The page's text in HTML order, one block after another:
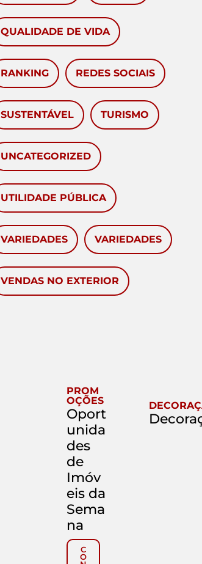
QUALIDADE DE VIDA
RANKING REDES SOCIAIS
SUSTENTÁVEL TURISMO
UNCATEGORIZED
UTILIDADE PÚBLICA
VARIEDADES VARIEDADES
VENDAS NO EXTERIOR
PROM
OÇÕES
Oport
unida
des
de
Imóv
eis da
Sema
na
C
O